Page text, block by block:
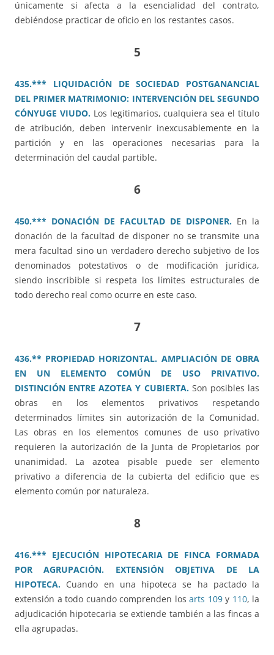
únicamente si afecta a la esencialidad del contrato,
debiéndose practicar de oficio en los restantes casos.
5
435.*** LIQUIDACIÓN DE SOCIEDAD POSTGANANCIAL
DEL PRIMER MATRIMONIO: INTERVENCIÓN DEL SEGUNDO
CÓNYUGE VIUDO. Los legitimarios, cualquiera sea el título
de atribución, deben intervenir inexcusablemente en la
partición y en las operaciones necesarias para la
determinación del caudal partible.
6
450.*** DONACIÓN DE FACULTAD DE DISPONER. En la
donación de la facultad de disponer no se transmite una
mera facultad sino un verdadero derecho subjetivo de los
denominados potestativos o de modificación jurídica,
siendo inscribible si respeta los límites estructurales de
todo derecho real como ocurre en este caso.
7
436.** PROPIEDAD HORIZONTAL. AMPLIACIÓN DE OBRA
EN UN ELEMENTO COMÚN DE USO PRIVATIVO.
DISTINCIÓN ENTRE AZOTEA Y CUBIERTA.Son posibles las
obras en los elementos privativos respetando
determinados límites sin autorización de la Comunidad.
Las obras en los elementos comunes de uso privativo
requieren la autorización de la Junta de Propietarios por
unanimidad. La azotea pisable puede ser elemento
privativo a diferencia de la cubierta del edificio que es
elemento común por naturaleza.
8
416.*** EJECUCIÓN HIPOTECARIA DE FINCA FORMADA
POR AGRUPACIÓN. EXTENSIÓN OBJETIVA DE LA
HIPOTECA. Cuando en una hipoteca se ha pactado la
extensión a todo cuando comprenden los arts 109y 110, la
adjudicación hipotecaria se extiende también a las fincas a
ella agrupadas.